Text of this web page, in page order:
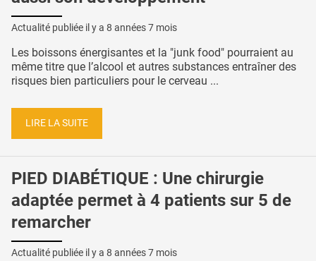
Actualité publiée il y a 8 années 7 mois
Les boissons énergisantes et la "junk food" pourraient au
même titre que l’alcool et autres substances entraîner des
risques bien particuliers pour le cerveau ...
LIRE LA SUITE
PIED DIABÉTIQUE : Une chirurgie
adaptée permet à 4 patients sur 5 de
remarcher
Actualité publiée il y a 8 années 7 mois